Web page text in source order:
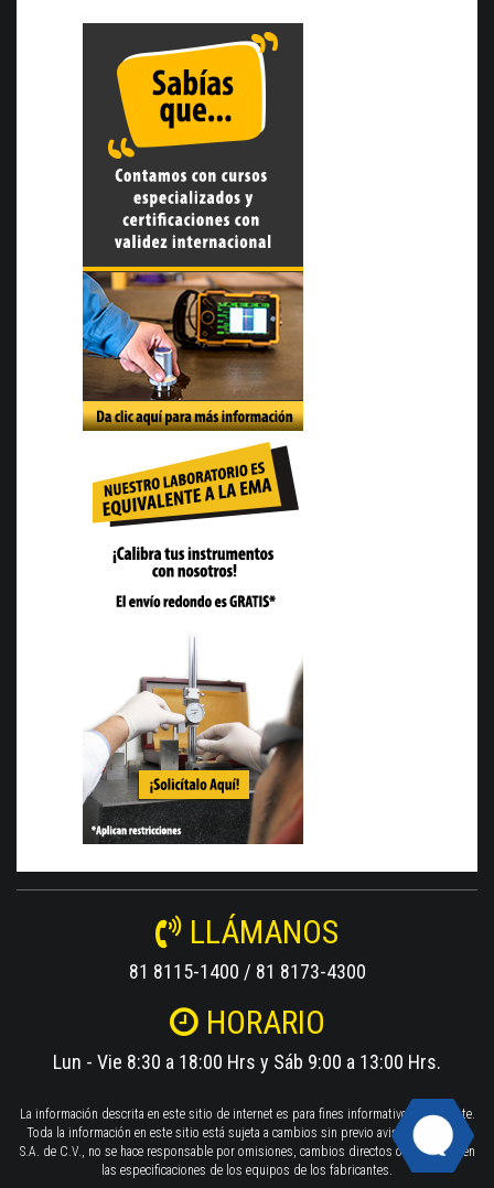
LLÁMANOS
81 8115-1400 / 81 8173-4300
HORARIO
Lun - Vie 8:30 a 18:00 Hrs y Sáb 9:00 a 13:00 Hrs.
La información descrita en este sitio de internet es para fines informativos solamente.
Toda la información en este sitio está sujeta a cambios sin previo aviso. TWILIGHT
S.A. de C.V., no se hace responsable por omisiones, cambios directos o indirectos en
las especificaciones de los equipos de los fabricantes.